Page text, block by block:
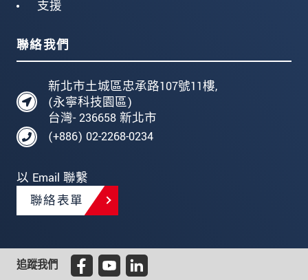
支援
聯絡我們
新北市土城區忠承路107號11樓,
(永寧科技園區)
台灣- 236658 新北市
(+886) 02-2268-0234
以 Email 聯繫
聯絡表單
追蹤我們